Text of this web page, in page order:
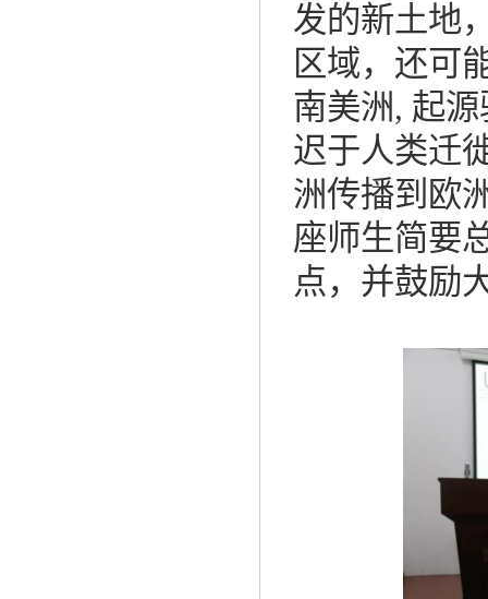
发的新土地
区域，还可
南美洲, 起
迟于人类迁
洲传播到欧
座师生简要
点，并鼓励